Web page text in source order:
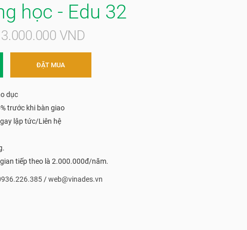
học - Edu 32
VND
ĐẶT MUA
dục
trước khi bàn giao
lập tức/Liên hệ
tiếp theo là 2.000.000đ/năm.
/web@vinades.vn